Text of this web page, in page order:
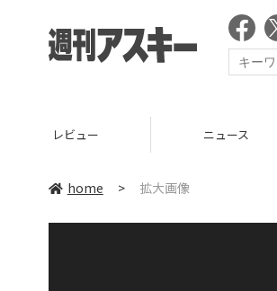
レビュー ニュース
home > 拡大画像